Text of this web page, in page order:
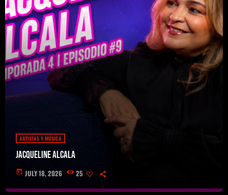
ARTISTAS Y MÚSICA
Jacqueline Alcala
today JULY 18, 2026 25